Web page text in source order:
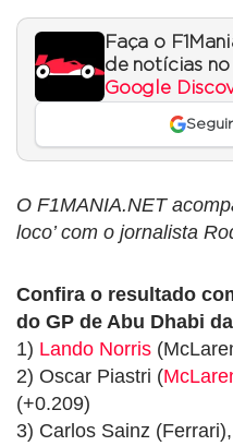
Faça o
de notícias
Google
O F1MANIA.NET
loco’ com o jornalista
Confira o resultado
do GP de Abu Dhabi
1) Lando Norris
2) Oscar Piastri (
(+0.209)
3) Carlos Sainz